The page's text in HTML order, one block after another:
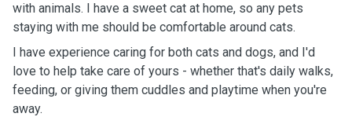
with animals. I have a sweet cat at home, so any pets
staying with me should be comfortable around cats.
I have experience caring for both cats and dogs, and I'd
love to help take care of yours - whether that's daily walks,
feeding, or giving them cuddles and playtime when you're
away.